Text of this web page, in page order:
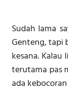
Sudah lama
Genteng, tapi
kesana.
terutama pas
ada